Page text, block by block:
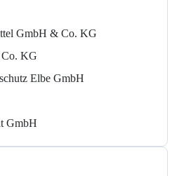
GmbH & Co. KG
KG
Elbe GmbH
GmbH